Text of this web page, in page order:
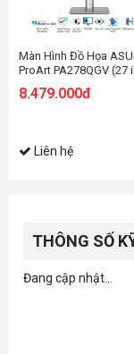
Màn Hình Đồ Họa
ProArt PA278QGV (27
Speaker)
8.479.000đ
Liên hệ
THÔNG SỐ
Đang cập nhật...